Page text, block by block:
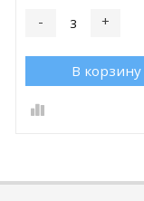
- +
В корзину